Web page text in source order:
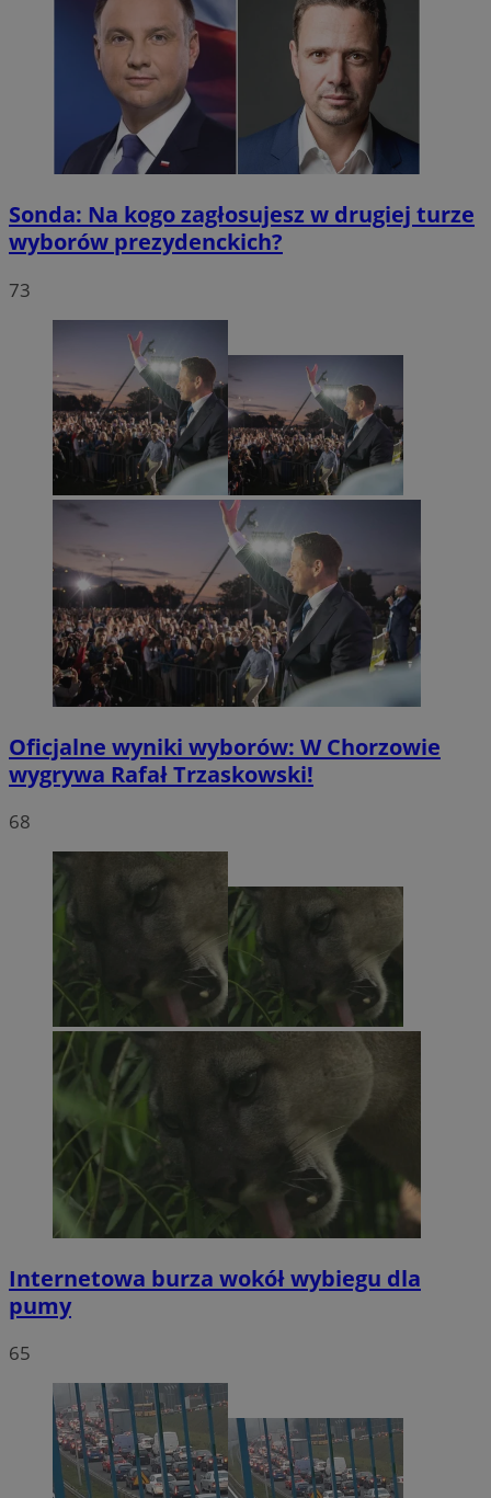
Sonda: Na kogo zagłosujesz w drugiej turze
wyborów prezydenckich?
73
Oficjalne wyniki wyborów: W Chorzowie
wygrywa Rafał Trzaskowski!
68
Internetowa burza wokół wybiegu dla
pumy
65